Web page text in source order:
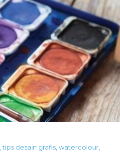
tips desain grafis watercolour